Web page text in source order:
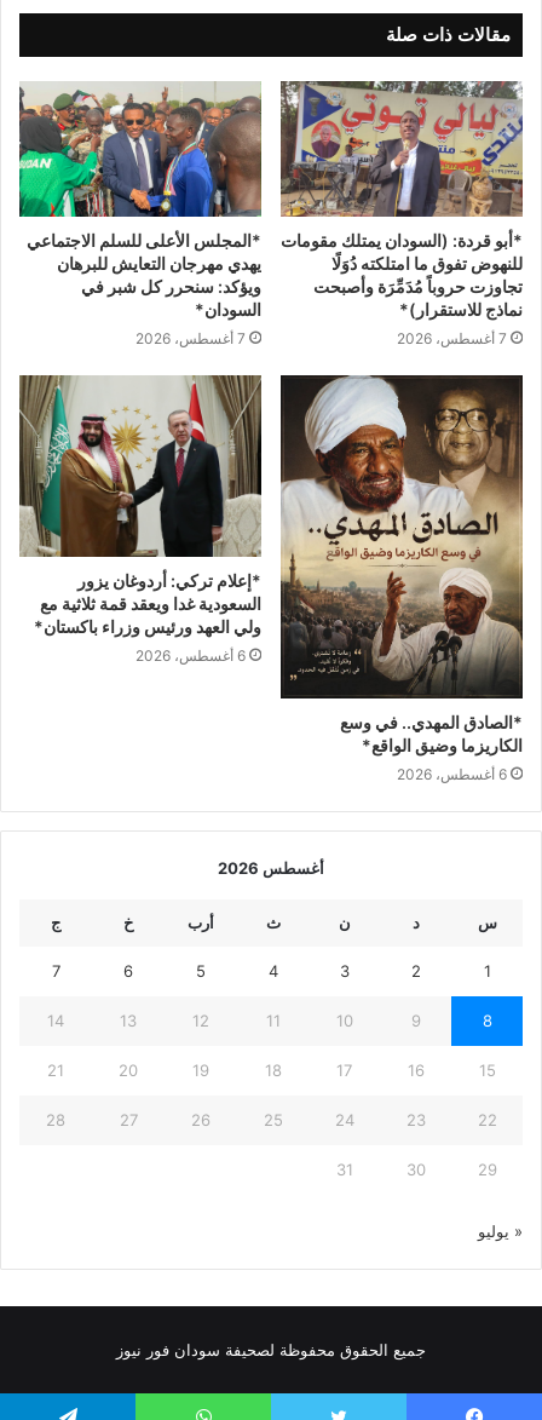
مقالات ذات صلة
*أبو قردة: (السودان يمتلك مقومات
للنهوض تفوق ما امتلكته دُوَلًا
تجاوزت حروباً مُدَمِّرَة وأصبحت
نماذج للاستقرار)*
7 أغسطس، 2026
*المجلس الأعلى للسلم الاجتماعي
يهدي مهرجان التعايش للبرهان
ويؤكد: سنحرر كل شبر في
السودان*
7 أغسطس، 2026
*الصادق المهدي.. في وسع
الكاريزما وضيق الواقع*
6 أغسطس، 2026
*إعلام تركي: أردوغان يزور
السعودية غدا ويعقد قمة ثلاثية مع
ولي العهد ورئيس وزراء باكستان*
6 أغسطس، 2026
أغسطس 2026
س د ن ث أرب خ ج
1
2
3
4
5
6
7
8
9
10
11
12
13
14
15
16
17
18
19
20
21
22
23
24
25
26
27
28
29
30
31
« يوليو
جميع الحقوق محفوظة لصحيفة سودان فور نيوز